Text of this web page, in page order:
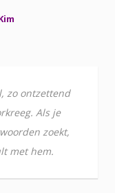
zo ontzettend
Als je
zoekt,
met hem.